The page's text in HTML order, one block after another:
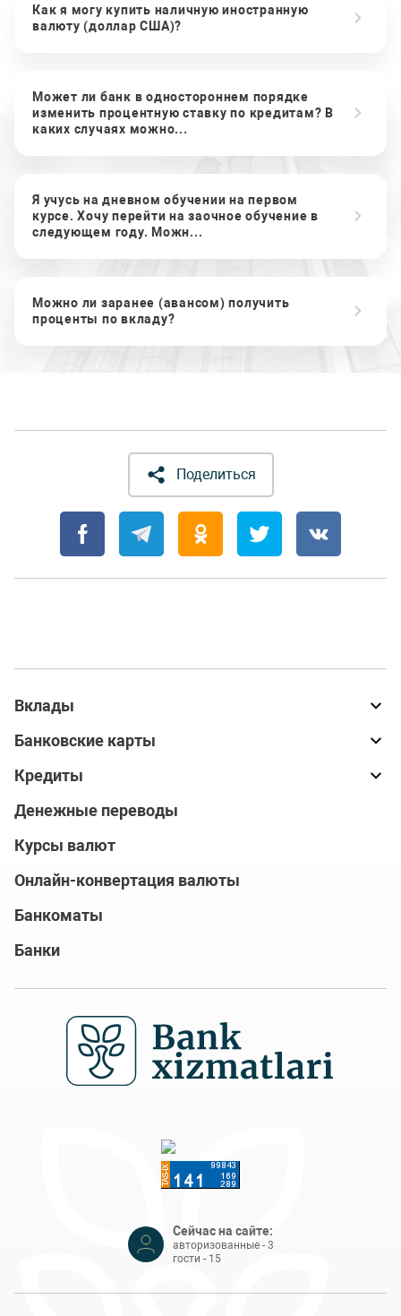
Как я могу купить наличную иностранную
валюту (доллар США)?
Может ли банк в одностороннем порядке
изменить процентную ставку по кредитам? В
каких случаях можно...
Я учусь на дневном обучении на первом
курсе. Хочу перейти на заочное обучение в
следующем году. Можн...
Можно ли заранее (авансом) получить
проценты по вкладу?
Поделиться
Вклады
Банковские карты
Кредиты
Денежные переводы
Курсы валют
Онлайн-конвертация валюты
Банкоматы
Банки
Сейчас на сайте:
авторизованные - 3
гости - 15